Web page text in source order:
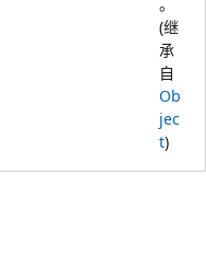
(继
承
自
Ob
jec
t)